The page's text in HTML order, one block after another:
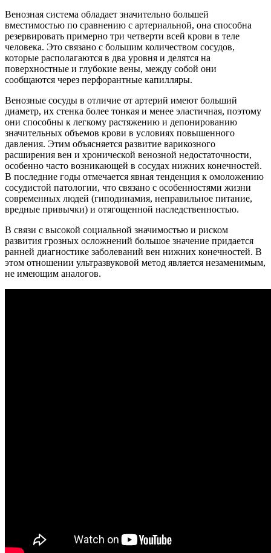
Венозная система обладает значительно большей
вместимостью по сравнению с артериальной, она способна
резервировать примерно три четверти всей крови в теле
человека. Это связано с большим количеством сосудов,
которые располагаются в два уровня и делятся на
поверхностные и глубокие вены, между собой они
сообщаются через перфорантные капилляры.
Венозные сосуды в отличие от артерий имеют больший
диаметр, их стенка более тонкая и менее эластичная, поэтому
они способны к легкому растяжению и депонированию
значительных объемов крови в условиях повышенного
давления. Этим объясняется развитие варикозного
расширения вен и хронической венозной недостаточности,
особенно часто возникающей в сосудах нижних конечностей.
В последние годы отмечается явная тенденция к омоложению
сосудистой патологии, что связано с особенностями жизни
современных людей (гиподинамия, неправильное питание,
вредные привычки) и отягощенной наследственностью.
В связи с высокой социальной значимостью и риском
развития грозных осложнений большое значение придается
ранней диагностике заболеваний вен нижних конечностей. В
этом отношении ультразвуковой метод является незаменимым,
не имеющим аналогов.